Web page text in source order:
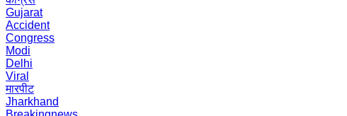
Gujarat
Accident
Congress
Modi
Delhi
Viral
मारपीट
Jharkhand